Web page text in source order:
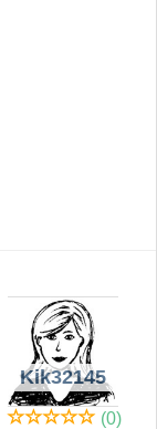
Kik32145
(0)